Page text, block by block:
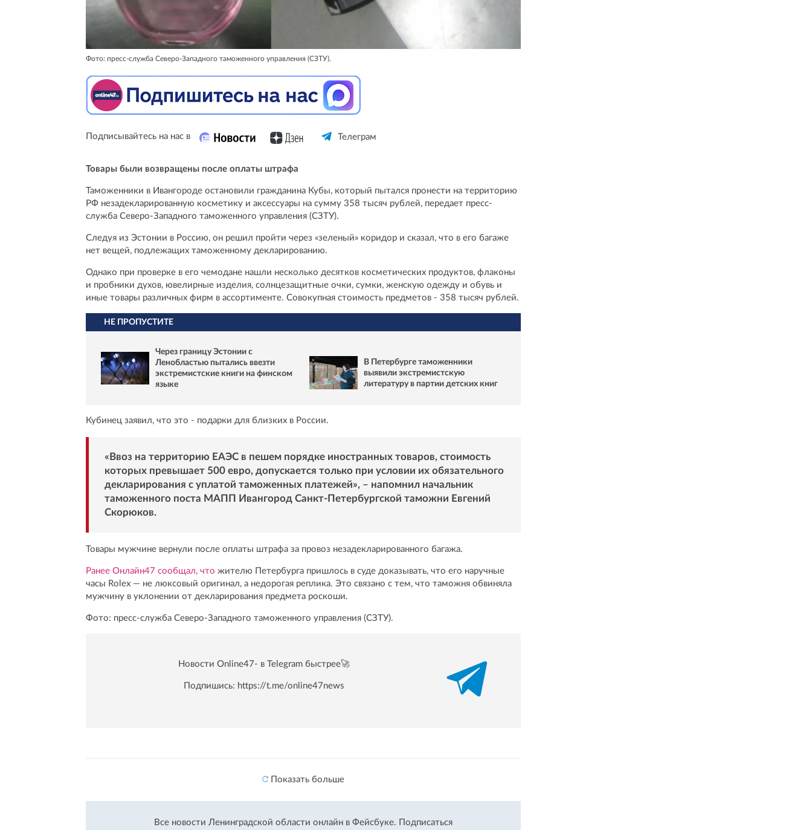
Фото: пресс-служба Северо-Западного таможенного управления (СЗТУ).
Подписывайтесь на нас в Телеграм
Товары были возвращены после оплаты штрафа
Таможенники в Ивангороде остановили гражданина Кубы, который пытался пронести на территорию
РФ незадекларированную косметику и аксессуары на сумму 358 тысяч рублей, передает пресс-
служба Северо-Западного таможенного управления (СЗТУ).
Следуя из Эстонии в Россию, он решил пройти через «зеленый» коридор и сказал, что в его багаже
нет вещей, подлежащих таможенному декларированию.
Однако при проверке в его чемодане нашли несколько десятков косметических продуктов, флаконы
и пробники духов, ювелирные изделия, солнцезащитные очки, сумки, женскую одежду и обувь и
иные товары различных фирм в ассортименте. Совокупная стоимость предметов - 358 тысяч рублей.
НЕ ПРОПУСТИТЕ
Через границу Эстонии с
Ленобластью пытались ввезти
экстремистские книги на финском
языке
В Петербурге таможенники
выявили экстремистскую
литературу в партии детских книг
Кубинец заявил, что это - подарки для близких в России.
«Ввоз на территорию ЕАЭС в пешем порядке иностранных товаров, стоимость
которых превышает 500 евро, допускается только при условии их обязательного
декларирования с уплатой таможенных платежей», – напомнил начальник
таможенного поста МАПП Ивангород Санкт-Петербургской таможни Евгений
Скорюков.
Товары мужчине вернули после оплаты штрафа за провоз незадекларированного багажа.
Ранее Онлайн47 сообщал, что жителю Петербурга пришлось в суде доказывать, что его наручные
часы Rolex — не люксовый оригинал, а недорогая реплика. Это связано с тем, что таможня обвиняла
мужчину в уклонении от декларирования предмета роскоши.
Фото: пресс-служба Северо-Западного таможенного управления (СЗТУ).
Новости Online47- в Telegram быстрее🚀
Подпишись: https://t.me/online47news
Показать больше
Все новости Ленинградской области онлайн в Фейсбуке. Подписаться